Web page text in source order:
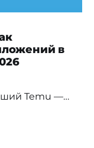
в
Temu —
в